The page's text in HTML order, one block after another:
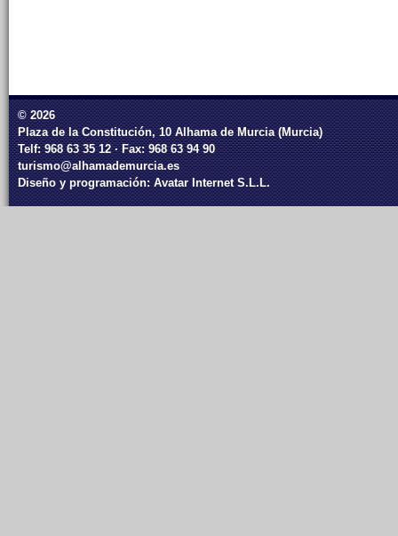
© 2026
Plaza de la Constitución, 10 Alhama de Murcia (Murcia)
Telf: 968 63 35 12 · Fax: 968 63 94 90
turismo@alhamademurcia.es
Diseño y programación:Avatar Internet S.L.L.